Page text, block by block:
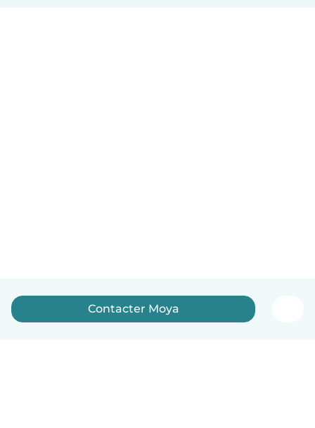
Contacter Moya